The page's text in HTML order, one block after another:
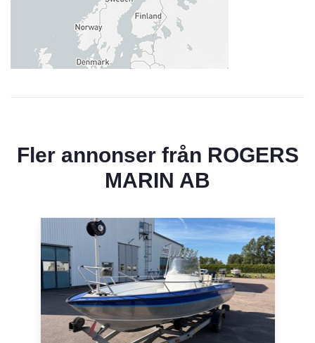
Fler annonser från ROGERS
MARIN AB